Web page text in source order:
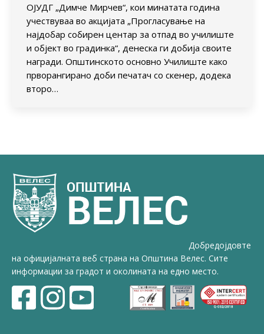
ОЈУДГ „Димче Мирчев“, кои минатата година
учествуваа во акцијата „Прогласување на
најдобар собирен центар за отпад во училиште
и објект во градинка“, денеска ги добија своите
награди. Општинското основно Училиште како
прворангирано доби печатач со скенер, додека
второ…
Добредојдовте
на официјалната веб страна на Општина Велес. Сите
информации за градот и околината на едно место.